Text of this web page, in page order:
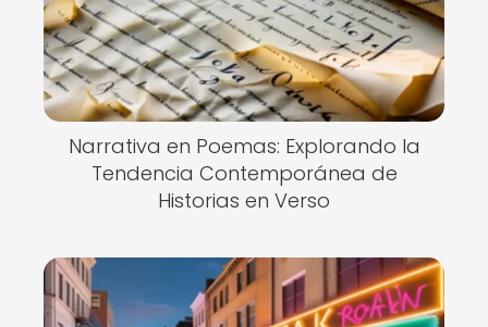
Narrativa en Poemas: Explorando la
Tendencia Contemporánea de
Historias en Verso